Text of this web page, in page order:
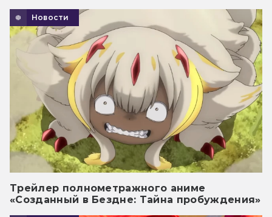
Новости
Трейлер полнометражного аниме
«Созданный в Бездне: Тайна пробуждения»